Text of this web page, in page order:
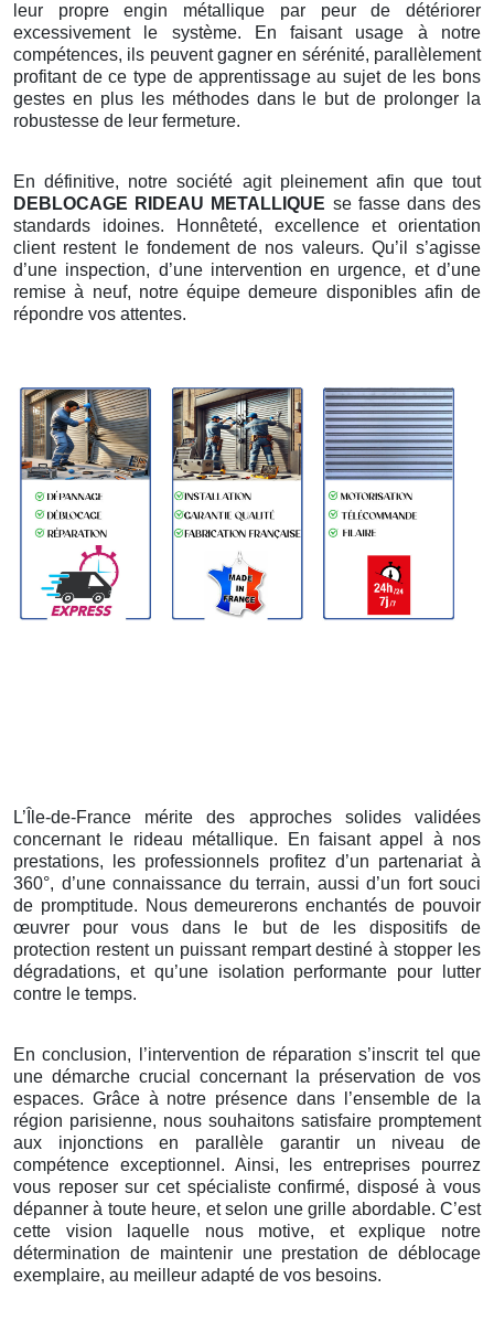
leur propre engin métallique par peur de détériorer
excessivement le système. En faisant usage à notre
compétences, ils peuvent gagner en sérénité, parallèlement
profitant de ce type de apprentissage au sujet de les bons
gestes en plus les méthodes dans le but de prolonger la
robustesse de leur fermeture.
En définitive, notre société agit pleinement afin que tout
DEBLOCAGE RIDEAU METALLIQUE se fasse dans des
standards idoines. Honnêteté, excellence et orientation
client restent le fondement de nos valeurs. Qu’il s’agisse
d’une inspection, d’une intervention en urgence, et d’une
remise à neuf, notre équipe demeure disponibles afin de
répondre vos attentes.
L’Île-de-France mérite des approches solides validées
concernant le rideau métallique. En faisant appel à nos
prestations, les professionnels profitez d’un partenariat à
360°, d’une connaissance du terrain, aussi d’un fort souci
de promptitude. Nous demeurerons enchantés de pouvoir
œuvrer pour vous dans le but de les dispositifs de
protection restent un puissant rempart destiné à stopper les
dégradations, et qu’une isolation performante pour lutter
contre le temps.
En conclusion, l’intervention de réparation s’inscrit tel que
une démarche crucial concernant la préservation de vos
espaces. Grâce à notre présence dans l’ensemble de la
région parisienne, nous souhaitons satisfaire promptement
aux injonctions en parallèle garantir un niveau de
compétence exceptionnel. Ainsi, les entreprises pourrez
vous reposer sur cet spécialiste confirmé, disposé à vous
dépanner à toute heure, et selon une grille abordable. C’est
cette vision laquelle nous motive, et explique notre
détermination de maintenir une prestation de déblocage
exemplaire, au meilleur adapté de vos besoins.